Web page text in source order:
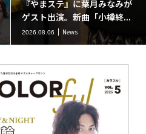
『やまステ』に葉月みなみが
ゲスト出演。新曲「小樽終...
2026.08.06 News